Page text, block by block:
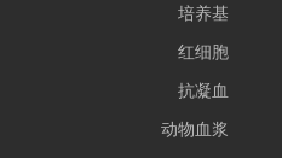
培养基
红细胞
抗凝血
动物血浆